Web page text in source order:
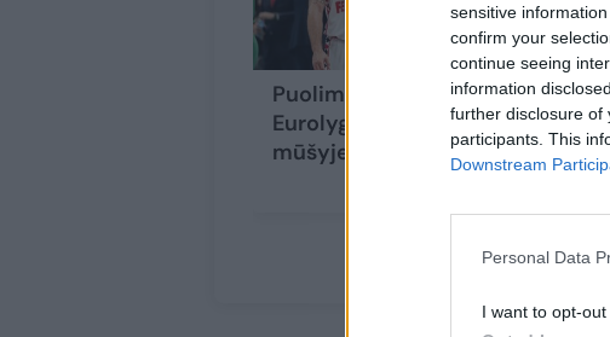
sensitive
confirm your
continue seeing
information
further disclosure of
participants. This
Downstream
Personal Data
I want to opt-
Puolimo vakarėlis:
Eurolygos prancūzų
mūšyje – 229 taškai
T.
–